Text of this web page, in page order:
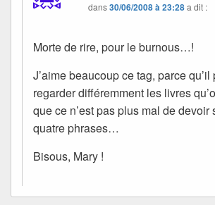
dans30/06/2008 à 23:28a dit :
Morte de rire, pour le burnous…!
J’aime beaucoup ce tag, parce qu’il
regarder différemment les livres
que ce n’est pas plus mal de devoir
quatre phrases…
Bisous, Mary !